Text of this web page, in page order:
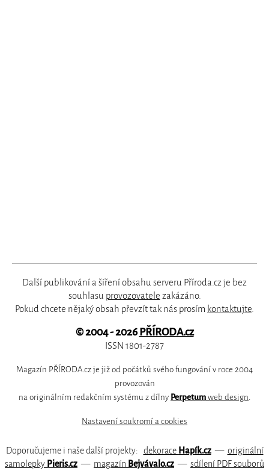
Další publikování a šíření obsahu serveru Příroda.cz je bez
souhlasu provozovatele zakázáno.
Pokud chcete nějaký obsah převzít tak nás prosím kontaktujte.
© 2004 - 2026PŘÍRODA.cz
ISSN 1801-2787
Magazín PŘÍRODA.cz je již od počátků svého fungování v roce 2004
provozován
na originálním redakčním systému z dílny Perpetum web design
Nastavení soukromí a cookies
Doporučujeme i naše další projekty: dekorace Hapík.cz— originální
samolepky Pieris.cz — magazín Bejvávalo.cz — sdílení PDF souborů